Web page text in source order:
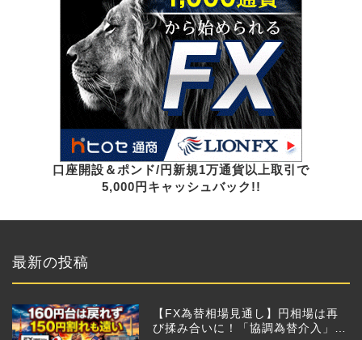
口座開設＆ポンド/円新規1万通貨以上取引で
5,000円キャッシュバック!!
最新の投稿
【FX為替相場見通し】円相場は再
び揉み合いに！「協調為替介入」再